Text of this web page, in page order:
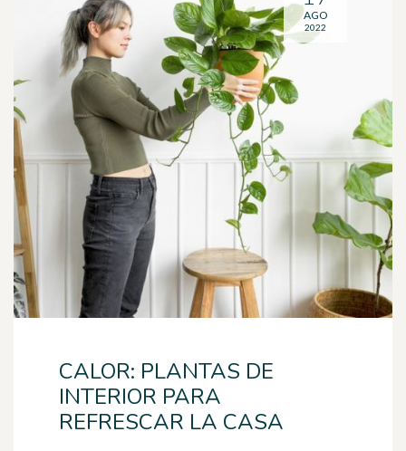
CALOR: PLANTAS DE
INTERIOR PARA
REFRESCAR LA CASA
AGO
2022